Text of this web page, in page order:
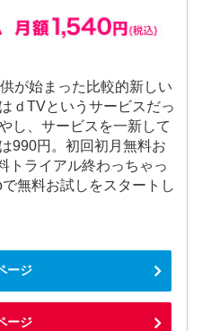
が始まった比較的新しい
ｄTVというサービスだっ
し、サービスを一新して
990円。初回初月無料お
トライアル終わっちゃっ
無料お試しをスタートし
ージ
ージ